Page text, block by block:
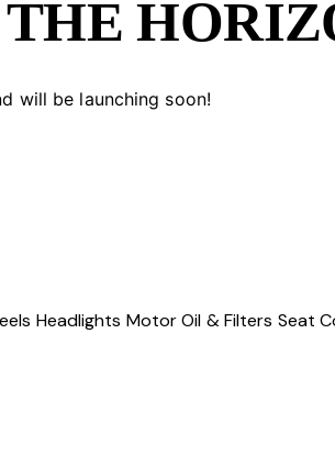
will be launching soon!
Headlights Motor Oil & Filters Seat